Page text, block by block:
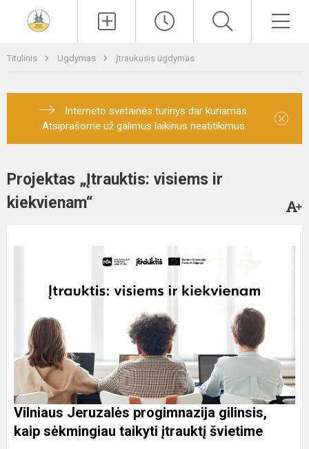
Titulinis Ugdymas Įtraukusis ugdymas
Interneto svetainės turinys dar kuriamas.
Atsiprašome už galimus laikinus neatitikimus.
×
Projektas „Įtrauktis: visiems ir
kiekvienam“
Vilniaus Jeruzalės progimnazija gilinsis,
kaip sėkmingiau taikyti įtrauktį švietime